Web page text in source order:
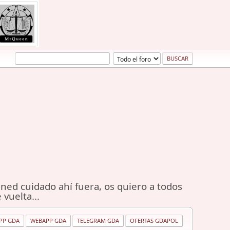
cuidado ahí fuera, os quiero a todos
vuelta...
GDA WEBAPP GDA TELEGRAM GDA OFERTAS GDAPOL